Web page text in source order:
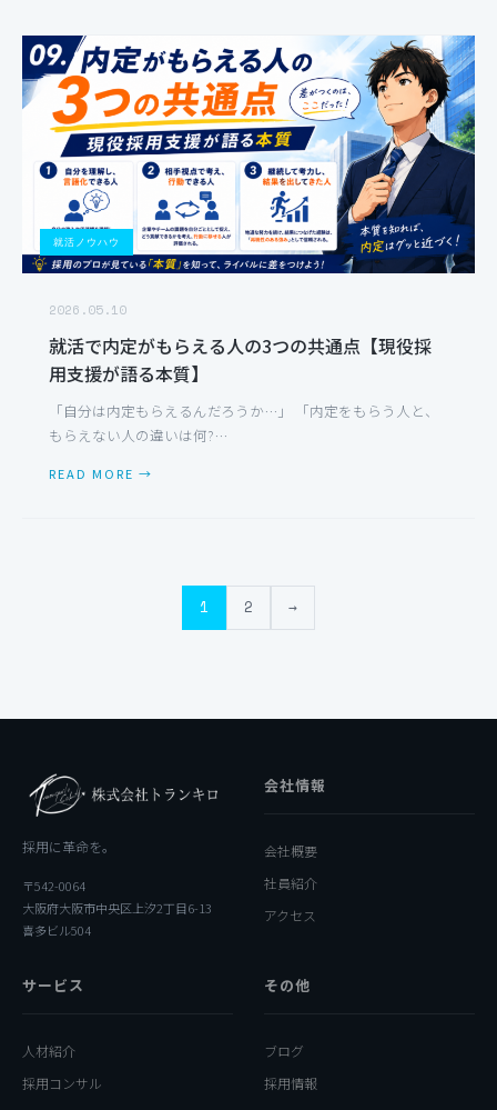
就活ノウハウ
2026.05.10
就活で内定がもらえる人の3つの共通点【現役採
用支援が語る本質】
「自分は内定もらえるんだろうか…」 「内定をもらう人と、
もらえない人の違いは何?…
READ MORE →
ー
ジ
送
り
1 2 →
採用に革命を。
〒542-0064
大阪府大阪市中央区上汐2丁目6-13
喜多ビル504
会社情報
会社概要
社員紹介
アクセス
サービス
人材紹介
採用コンサル
その他
ブログ
採用情報